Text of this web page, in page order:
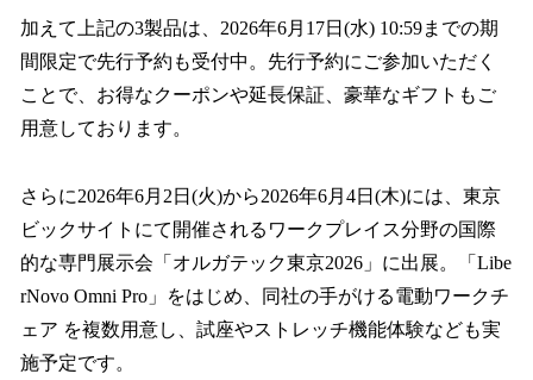
加えて上記の3製品は、2026年6月17日(水) 10:59までの期
間限定で先行予約も受付中。先行予約にご参加いただく
ことで、お得なクーポンや延長保証、豪華なギフトもご
用意しております。
さらに2026年6月2日(火)から2026年6月4日(木)には、東京
ビックサイトにて開催されるワークプレイス分野の国際
的な専門展示会「オルガテック東京2026」に出展。「Libe
rNovo Omni Pro」をはじめ、同社の手がける電動ワークチ
ェア を複数用意し、試座やストレッチ機能体験なども実
施予定です。